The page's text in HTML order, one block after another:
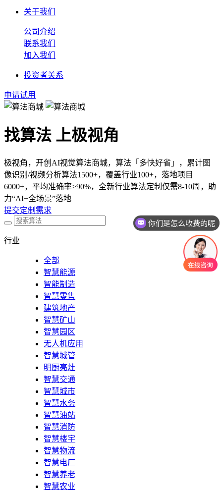
关于我们
公司介绍
联系我们
加入我们
投资者关系
申请试用
找算法 上极视角
极视角，开创AI视觉算法商城，算法「多快好省」，累计图
像识别/视频分析算法1500+，覆盖行业100+，落地项目
6000+，平均准确率≥90%，全新行业算法定制仅需8-10周，助
力“AI+全场景”落地
提交定制需求
行业
全部
智慧能源
智能制造
智慧零售
建筑地产
智慧矿山
智慧园区
无人机应用
智慧城管
明厨亮灶
智慧交通
智慧城市
智慧水务
智慧油站
智慧消防
智慧楼宇
智慧物流
智慧电厂
智慧养老
智慧农业
现在有优惠活动吗